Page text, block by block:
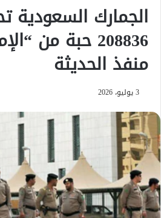
الجمارك السعودية
208836 حبة من
منفذ الحديثة
3 يوليو، 2026